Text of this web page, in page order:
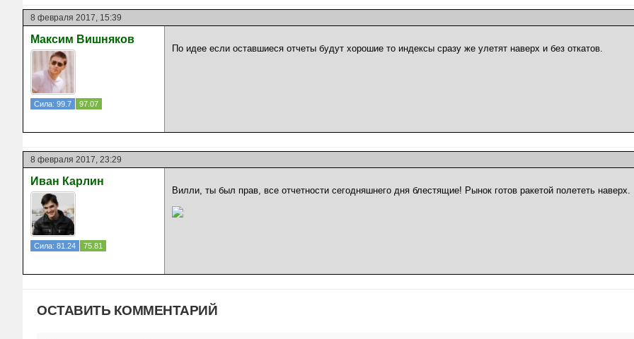
8 февраля 2017, 15:39
Максим Вишняков
Сила: 99.7 97.07
По идее если оставшиеся отчеты будут хорошие то индексы сразу же улетят наверх и без откатов.
8 февраля 2017, 23:29
Иван Карлин
Сила: 81.24 75.81
Вилли, ты был прав, все отчетности сегодняшнего дня блестящие! Рынок готов ракетой полететь наверх.
ОСТАВИТЬ КОММЕНТАРИЙ